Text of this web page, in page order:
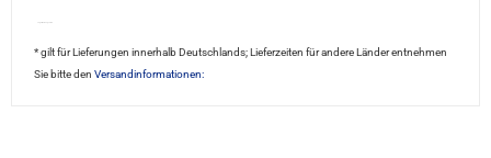
* gilt für Lieferungen innerhalb Deutschlands; Lieferzeiten für andere Länder entnehmen
Sie bitte den Versandinformationen: